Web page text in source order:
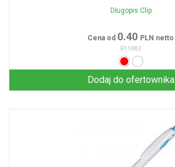
Długopis Clip
Cena od 0.40 PLN netto
R11983
Dodaj do ofertownika